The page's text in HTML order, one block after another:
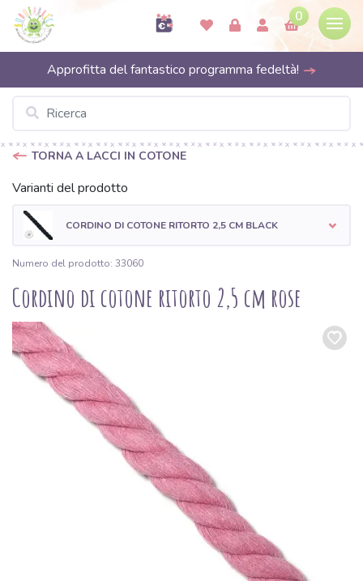
0
Approfitta del fantastico programma fedeltà!
TORNA A LACCI IN COTONE
Varianti del prodotto
CORDINO DI COTONE RITORTO 2,5 CM BLACK
Numero del prodotto: 33060
Cordino di cotone ritorto 2,5 cm rose